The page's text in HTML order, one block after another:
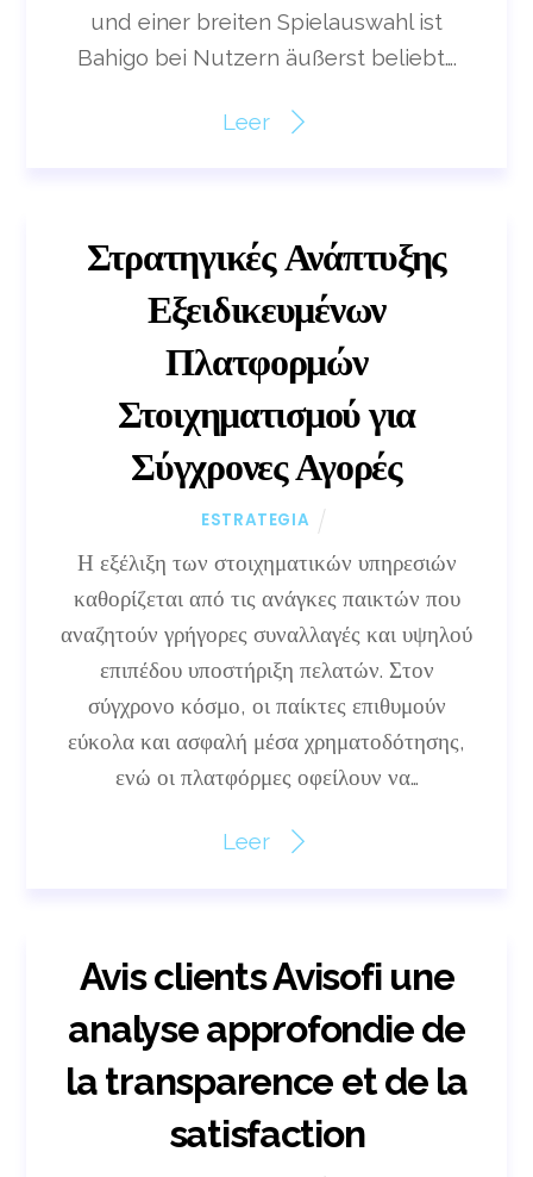
und einer breiten Spielauswahl ist
Bahigo bei Nutzern äußerst beliebt….
Leer
Στρατηγικές Ανάπτυξης
Εξειδικευμένων
Πλατφορμών
Στοιχηματισμού για
Σύγχρονες Αγορές
ESTRATEGIA
Η εξέλιξη των στοιχηματικών υπηρεσιών
καθορίζεται από τις ανάγκες παικτών που
αναζητούν γρήγορες συναλλαγές και υψηλού
επιπέδου υποστήριξη πελατών. Στον
σύγχρονο κόσμο, οι παίκτες επιθυμούν
εύκολα και ασφαλή μέσα χρηματοδότησης,
ενώ οι πλατφόρμες οφείλουν να…
Leer
Avis clients Avisofi une
analyse approfondie de
la transparence et de la
satisfaction